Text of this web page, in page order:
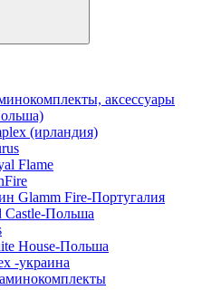
аксессуары
(ирландия)
Flame
Glamm Fire-Португалия
Польша
House-Польша
-украина